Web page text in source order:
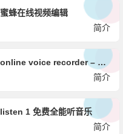
蜜蜂在线视频编辑
简介
online voice recorder – 在线使用麦克风录制语音
简介
listen 1 免费全能听音乐
简介